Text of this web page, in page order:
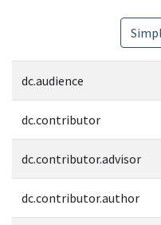
dc.audience
dc.contributor
dc.contributor.advisor
dc.contributor.author